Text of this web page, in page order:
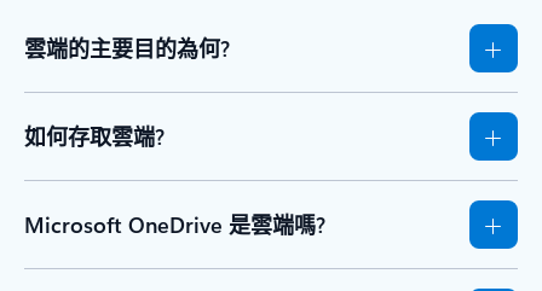
雲端的主要目的為何?
如何存取雲端?
Microsoft OneDrive 是雲端嗎?